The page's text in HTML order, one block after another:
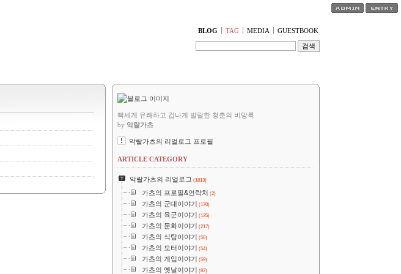
BLOG TAG MEDIA GUESTBOOK
빡세게 유쾌하고 겁나게 발랄한 청춘의 비망록
by 악랄가츠
악랄가츠의 리얼로그 프로필
ARTICLE CATEGORY
악랄가츠의 리얼로그 (1813)
가츠의 프로필&연락처 (2)
가츠의 군대이야기 (170)
가츠의 육군이야기 (135)
가츠의 문화이야기 (217)
가츠의 식탐이야기 (56)
가츠의 모터이야기 (54)
가츠의 게임이야기 (59)
가츠의 옛날이야기 (87)
티스토리툴바